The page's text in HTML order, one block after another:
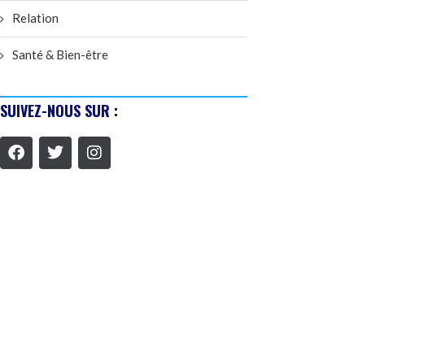
Relation
Santé & Bien-être
SUIVEZ-NOUS SUR :